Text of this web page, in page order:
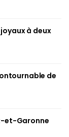
à deux
de
et-Garonne